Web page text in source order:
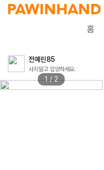
홈
전예린85
사지말고 입양하세요.
1 / 2